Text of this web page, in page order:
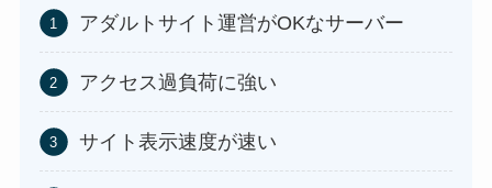
アダルトサイト運営がOKなサーバー
アクセス過負荷に強い
サイト表示速度が速い